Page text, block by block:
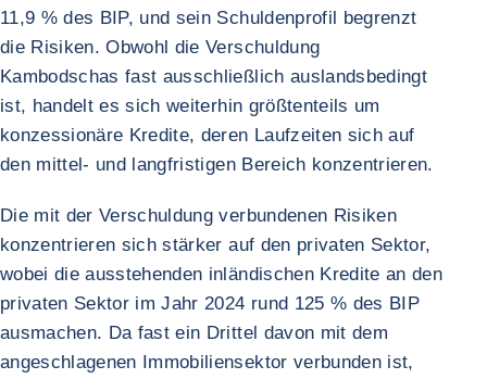
11,9 % des BIP, und sein Schuldenprofil begrenzt
die Risiken. Obwohl die Verschuldung
Kambodschas fast ausschließlich auslandsbedingt
ist, handelt es sich weiterhin größtenteils um
konzessionäre Kredite, deren Laufzeiten sich auf
den mittel- und langfristigen Bereich konzentrieren.
Die mit der Verschuldung verbundenen Risiken
konzentrieren sich stärker auf den privaten Sektor,
wobei die ausstehenden inländischen Kredite an den
privaten Sektor im Jahr 2024 rund 125 % des BIP
ausmachen. Da fast ein Drittel davon mit dem
angeschlagenen Immobiliensektor verbunden ist,